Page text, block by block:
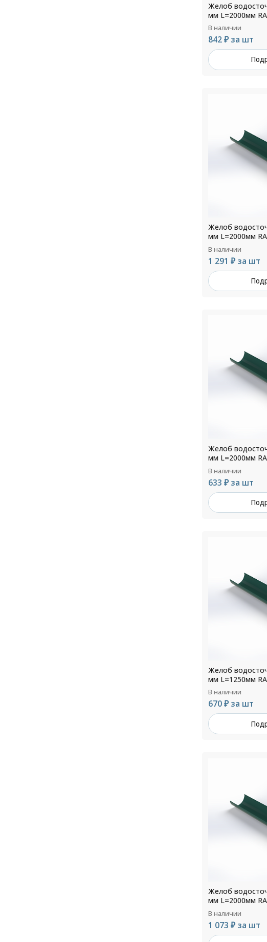
Желоб
мм L=2000мм
В наличии
842 ₽ за шт
Желоб
мм L=2000мм
В наличии
1 291 ₽ за шт
Желоб
мм L=2000мм
В наличии
633 ₽ за шт
Желоб
мм L=1250мм
В наличии
670 ₽ за шт
Желоб
мм L=2000мм
В наличии
1 073 ₽ за шт